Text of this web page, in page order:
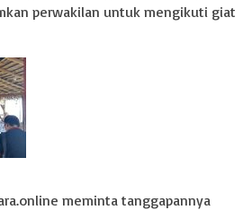
perwakilan untuk mengikuti giat
meminta tanggapannya